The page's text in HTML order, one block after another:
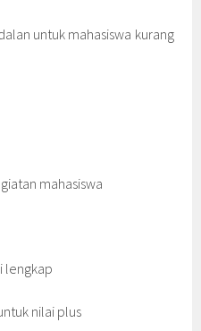
untuk mahasiswa kurang
mahasiswa
lengkap
nilai plus